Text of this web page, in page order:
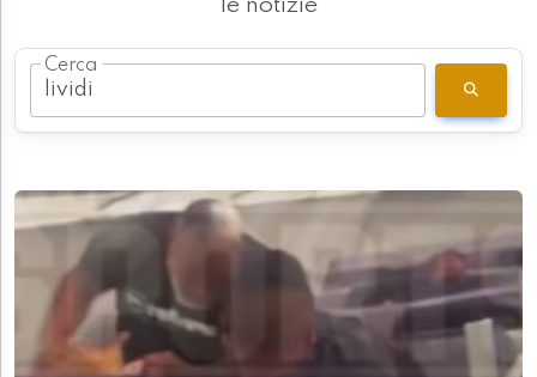
le notizie
Cerca